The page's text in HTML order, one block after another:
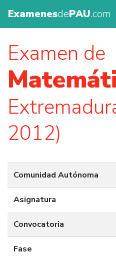
ExamenesdePAU.com
Examen de
2012)
Comunidad Autónoma
Asignatura
Convocatoria
Fase